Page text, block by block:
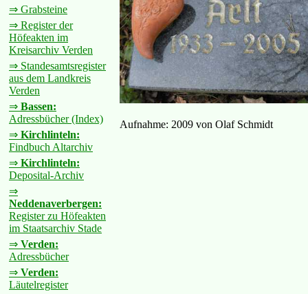
⇒ Grabsteine
⇒ Register der
Höfeakten im
Kreisarchiv Verden
⇒ Standesamtsregister
aus dem Landkreis
Verden
⇒ Bassen:
Adressbücher (Index)
⇒ Kirchlinteln:
Findbuch Altarchiv
⇒ Kirchlinteln:
Deposital-Archiv
⇒
Neddenaverbergen:
Register zu Höfeakten
im Staatsarchiv Stade
⇒ Verden:
Adressbücher
⇒ Verden:
Läutelregister
Aufnahme: 2009 von Olaf Schmidt